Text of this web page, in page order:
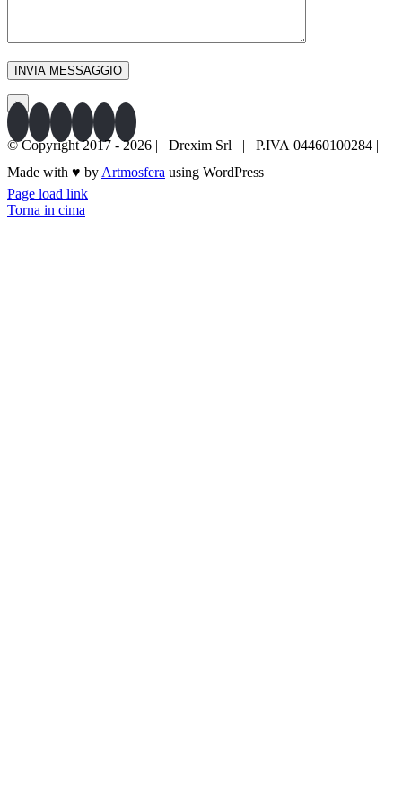
×
© Copyright 2017 -2026 | Drexim Srl | P.IVA 04460100284 |
Made with ♥ by Artmosfera using WordPress
Page load link
Torna in cima